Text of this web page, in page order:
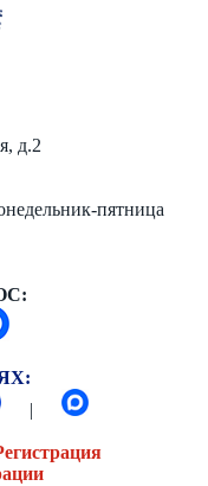
д.2
пятница
|